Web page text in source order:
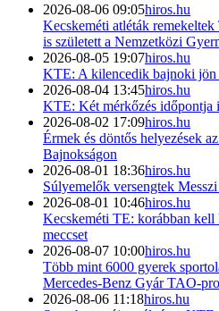
2026-08-06 09:05hiros.hu
Kecskeméti atléták
is született a Nemzetközi
2026-08-05 19:07hiros.hu
KTE: A kilencedik bajnoki jön
2026-08-04 13:45hiros.hu
KTE: Két mérkőzés időpontja
2026-08-02 17:09hiros.hu
Érmek és döntős helyezések
Bajnokságon
2026-08-01 18:36hiros.hu
Súlyemelők versengtek
2026-08-01 10:46hiros.hu
Kecskeméti TE: korábban kell
meccset
2026-08-07 10:00hiros.hu
Több mint 6000 gyerek
Mercedes-Benz Gyár TAO-
2026-08-06 11:18hiros.hu